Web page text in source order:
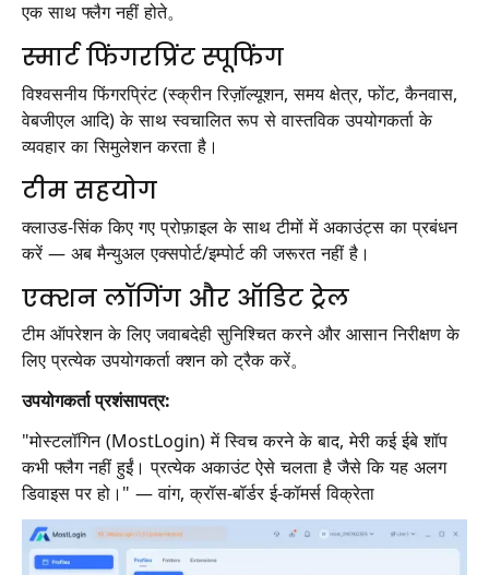
एक साथ फ्लैग नहीं होते。
स्मार्ट फिंगरप्रिंट स्पूफिंग
विश्वसनीय फिंगरप्रिंट (स्क्रीन रिज़ॉल्यूशन, समय क्षेत्र, फोंट, कैनवास,
वेबजीएल आदि) के साथ स्वचालित रूप से वास्तविक उपयोगकर्ता के
व्यवहार का सिमुलेशन करता है।
टीम सहयोग
क्लाउड-सिंक किए गए प्रोफ़ाइल के साथ टीमों में अकाउंट्स का प्रबंधन
करें — अब मैन्युअल एक्सपोर्ट/इम्पोर्ट की जरूरत नहीं है।
एक्शन लॉगिंग और ऑडिट ट्रेल
टीम ऑपरेशन के लिए जवाबदेही सुनिश्चित करने और आसान निरीक्षण के
लिए प्रत्येक उपयोगकर्ता क्शन को ट्रैक करें。
उपयोगकर्ता प्रशंसापत्र:
"मोस्टलॉगिन (MostLogin) में स्विच करने के बाद, मेरी कई ईबे शॉप
कभी फ्लैग नहीं हुईं। प्रत्येक अकाउंट ऐसे चलता है जैसे कि यह अलग
डिवाइस पर हो।" — वांग, क्रॉस-बॉर्डर ई-कॉमर्स विक्रेता